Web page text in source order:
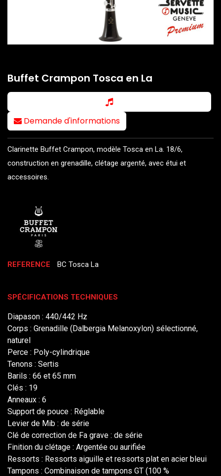
Buffet Crampon Tosca en La
Demande d'informations
Clarinette Buffet Crampon, modèle Tosca en La. 18/6,
construction en grenadille, clétage argenté, avec étui et
accessoires.
REFERENCE BC Tosca La
SPÉCIFICATIONS TECHNIQUES
Diapason : 440/442 Hz
Corps : Grenadille (Dalbergia Melanoxylon) sélectionné,
naturel
Perce : Poly-cylindrique
Tenons : Sertis
Barils : 66 et 65 mm
Clés : 19
Anneaux : 6
Support de pouce : Réglable
Levier de Mib : de série
Clé de correction de Fa grave : de série
Finition du clétage : Argentée ou aurifiée
Ressorts : Ressorts aiguille et ressorts plat en acier bleui
Tampons : Combinaison de tampons GT (100 %